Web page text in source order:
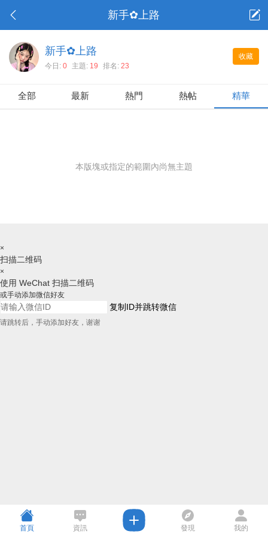
新手✿上路
收藏
新手✿上路
今日: 0 主題: 19 排名: 23
全部 最新 熱門 熱帖 精華
本版塊或指定的範圍內尚無主題
×
扫描二维码
×
使用 WeChat 扫描二维码
或手动添加微信好友
复制ID并跳转微信
请跳转后，手动添加好友，谢谢
首頁 資訊 發現 我的